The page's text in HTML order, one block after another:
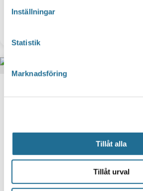
Inställningar
Statistik
Marknadsföring
Tillåt alla
Tillåt urval
Karlsby